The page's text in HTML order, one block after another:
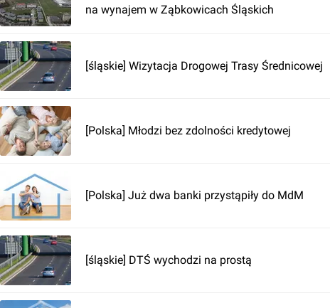
na wynajem w Ząbkowicach Śląskich
[śląskie] Wizytacja Drogowej Trasy Średnicowej
[Polska] Młodzi bez zdolności kredytowej
[Polska] Już dwa banki przystąpiły do MdM
[śląskie] DTŚ wychodzi na prostą